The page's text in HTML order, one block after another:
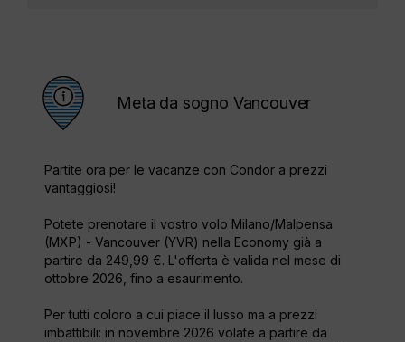
Meta da sogno Vancouver
Partite ora per le vacanze con Condor a prezzi
vantaggiosi!
Potete prenotare il vostro volo Milano/Malpensa
(MXP) - Vancouver (YVR) nella Economy già a
partire da 249,99 €. L'offerta è valida nel mese di
ottobre 2026, fino a esaurimento.
Per tutti coloro a cui piace il lusso ma a prezzi
imbattibili: in novembre 2026 volate a partire da